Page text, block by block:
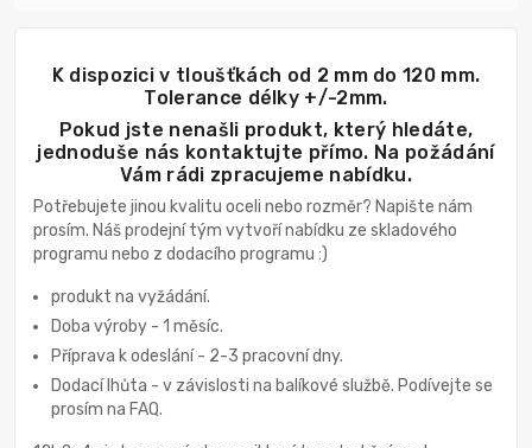
K dispozici v tloušťkách od 2 mm do 120 mm.
Tolerance délky +/-2mm.
Pokud jste nenašli produkt, který hledáte,
jednoduše nás kontaktujte přímo. Na požádání
Vám rádi zpracujeme nabídku.
Potřebujete jinou kvalitu oceli nebo rozměr? Napište nám
prosím. Náš prodejní tým vytvoří nabídku ze skladového
programu nebo z dodacího programu :)
produkt na vyžádání.
Doba výroby - 1 měsíc.
Příprava k odeslání - 2-3 pracovní dny.
Dodací lhůta - v závislosti na balíkové službě. Podívejte se
prosím na FAQ.